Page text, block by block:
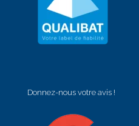
Donnez-nous votre avis !